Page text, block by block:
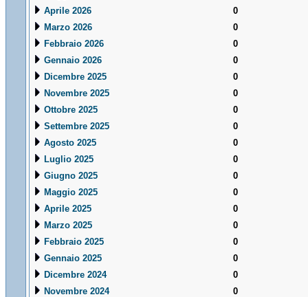
Aprile 2026
0
Marzo 2026
0
Febbraio 2026
0
Gennaio 2026
0
Dicembre 2025
0
Novembre 2025
0
Ottobre 2025
0
Settembre 2025
0
Agosto 2025
0
Luglio 2025
0
Giugno 2025
0
Maggio 2025
0
Aprile 2025
0
Marzo 2025
0
Febbraio 2025
0
Gennaio 2025
0
Dicembre 2024
0
Novembre 2024
0